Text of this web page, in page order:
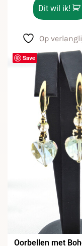
Dit wil ik!
Op
Save
Oorbellen met